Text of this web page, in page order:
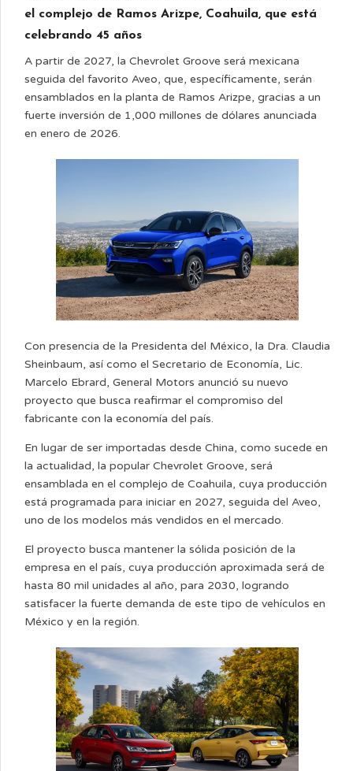
el complejo de Ramos Arizpe, Coahuila, que está
celebrando 45 años
A partir de 2027, la Chevrolet Groove será mexicana
seguida del favorito Aveo, que, específicamente, serán
ensamblados en la planta de Ramos Arizpe, gracias a un
fuerte inversión de 1,000 millones de dólares anunciada
en enero de 2026.
Con presencia de la Presidenta del México, la Dra. Claudia
Sheinbaum, así como el Secretario de Economía, Lic.
Marcelo Ebrard, General Motors anunció su nuevo
proyecto que busca reafirmar el compromiso del
fabricante con la economía del país.
En lugar de ser importadas desde China, como sucede en
la actualidad, la popular Chevrolet Groove, será
ensamblada en el complejo de Coahuila, cuya producción
está programada para iniciar en 2027, seguida del Aveo,
uno de los modelos más vendidos en el mercado.
El proyecto busca mantener la sólida posición de la
empresa en el país, cuya producción aproximada será de
hasta 80 mil unidades al año, para 2030, logrando
satisfacer la fuerte demanda de este tipo de vehículos en
México y en la región.